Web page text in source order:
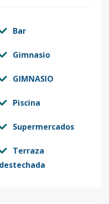
Bar
Gimnasio
GIMNASIO
Piscina
Supermercados
Terraza
destechada